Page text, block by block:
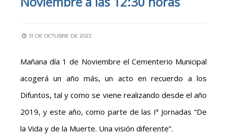
31 DE OCTUBRE DE 2023
Mañana día 1 de Noviembre el Cementerio Municipal
acogerá un año más, un acto en recuerdo a los
Difuntos, tal y como se viene realizando desde el año
2019, y este año, como parte de las Iª Jornadas “De
la Vida y de la Muerte. Una visión diferente”.